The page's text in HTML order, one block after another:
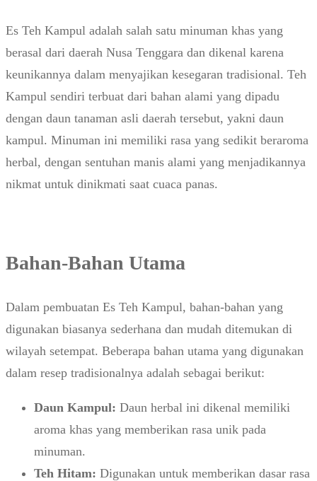
Es Teh Kampul adalah salah satu minuman khas yang
berasal dari daerah Nusa Tenggara dan dikenal karena
keunikannya dalam menyajikan kesegaran tradisional. Teh
Kampul sendiri terbuat dari bahan alami yang dipadu
dengan daun tanaman asli daerah tersebut, yakni daun
kampul. Minuman ini memiliki rasa yang sedikit beraroma
herbal, dengan sentuhan manis alami yang menjadikannya
nikmat untuk dinikmati saat cuaca panas.
Bahan-Bahan Utama
Dalam pembuatan Es Teh Kampul, bahan-bahan yang
digunakan biasanya sederhana dan mudah ditemukan di
wilayah setempat. Beberapa bahan utama yang digunakan
dalam resep tradisionalnya adalah sebagai berikut:
Daun Kampul: Daun herbal ini dikenal memiliki
aroma khas yang memberikan rasa unik pada
minuman.
Teh Hitam: Digunakan untuk memberikan dasar rasa